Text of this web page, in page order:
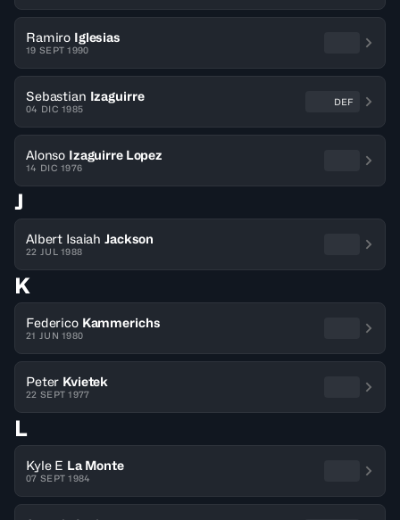
Ramiro Iglesias
19 SEPT 1990
Sebastian Izaguirre
04 DIC 1985
DEF
Alonso Izaguirre Lopez
14 DIC 1976
J
Albert Isaiah Jackson
22 JUL 1988
K
Federico Kammerichs
21 JUN 1980
Peter Kvietek
22 SEPT 1977
L
Kyle E La Monte
07 SEPT 1984